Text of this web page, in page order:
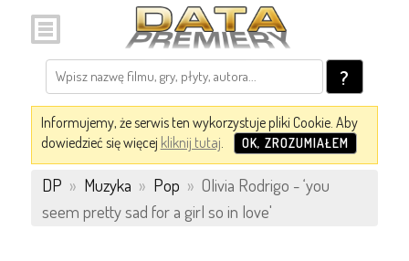
?
Informujemy, że serwis ten wykorzystuje pliki Cookie. Aby
dowiedzieć się więcej kliknij tutaj. OK, ZROZUMIAŁEM
DP » Muzyka » Pop » Olivia Rodrigo - ‘you
seem pretty sad for a girl so in love'